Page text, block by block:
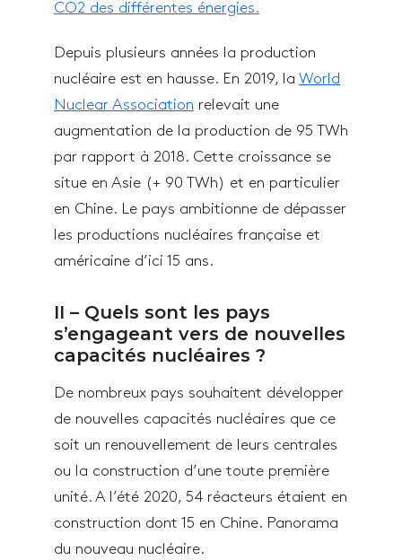
CO2 des différentes énergies.
Depuis plusieurs années la production
nucléaire est en hausse. En 2019, la World
Nuclear Association relevait une
augmentation de la production de 95 TWh
par rapport à 2018. Cette croissance se
situe en Asie (+ 90 TWh) et en particulier
en Chine. Le pays ambitionne de dépasser
les productions nucléaires française et
américaine d’ici 15 ans.
II – Quels sont les pays
s’engageant vers de nouvelles
capacités nucléaires ?
De nombreux pays souhaitent développer
de nouvelles capacités nucléaires que ce
soit un renouvellement de leurs centrales
ou la construction d’une toute première
unité. A l’été 2020, 54 réacteurs étaient en
construction dont 15 en Chine. Panorama
du nouveau nucléaire.